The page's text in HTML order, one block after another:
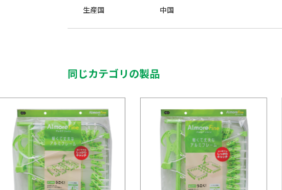
生産国 中国
同じカテゴリの製品